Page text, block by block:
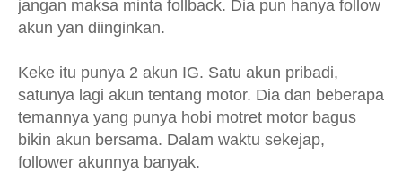
jangan maksa minta follback. Dia pun hanya follow
akun yan diinginkan.
Keke itu punya 2 akun IG. Satu akun pribadi,
satunya lagi akun tentang motor. Dia dan beberapa
temannya yang punya hobi motret motor bagus
bikin akun bersama. Dalam waktu sekejap,
follower akunnya banyak.